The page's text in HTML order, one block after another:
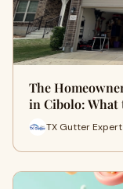
The
in Cibolo: What
TX Gutter Expert